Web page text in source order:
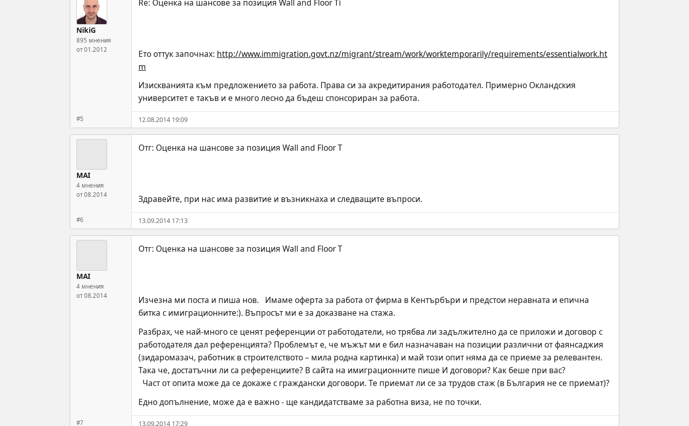
NikiG
895 мнения
от 01.2012
#5
Ето оттук започнах: http://www.immigration.govt.nz/migrant/stream/work/worktemporarily/requirements/essentialwork.ht
m
Изискванията към предложението за работа. Права си за акредитирания работодател. Примерно Окландския
университет е такъв и е много лесно да бъдеш спонсориран за работа.
12.08.2014 19:09
MAI
4 мнения
от 08.2014
#6
Здравейте, при нас има развитие и възникнаха и следващите въпроси.
13.09.2014 17:13
MAI
4 мнения
от 08.2014
#7
Изчезна ми поста и пиша нов.   Имаме оферта за работа от фирма в Кентърбъри и предстои неравната и епична
битка с имиграционните:). Въпросът ми е за доказване на стажа.
Разбрах, че най-много се ценят референции от работодатели, но трябва ли задължително да се приложи и договор с
работодателя дал референцията? Проблемът е, че мъжът ми е бил назначаван на позиции различни от фаянсаджия
(зидаромазач, работник в строителството – мила родна картинка) и май този опит няма да се приеме за релевантен.
Така че, достатъчни ли са референциите? В сайта на имиграционните пише И договори? Как беше при вас?
  Част от опита може да се докаже с граждански договори. Те приемат ли се за трудов стаж (в България не се приемат)?
Едно допълнение, може да е важно - ще кандидатстваме за работна виза, не по точки.
13.09.2014 17:29